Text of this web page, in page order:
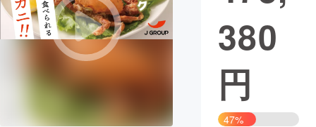
ビジネス・起業 チャレンジ
まちづくり・地域活性化
CAMPFIRE for Social Good CAMPFIRE Creation
380
円
47%